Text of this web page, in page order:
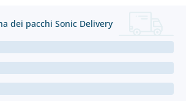
dei pacchi Sonic Delivery